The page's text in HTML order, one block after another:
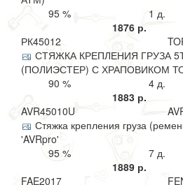
95 %
1 д.
1876 р.
РК45012
СТЯЖКА КРЕПЛЕНИЯ ГРУЗА
(ПОЛИЭСТЕР) С ХРАПОВИКОМ
90 %
4 д.
1883 р.
AVR45010U
Стяжка крепления груза
'AVRpro'
95 %
7 д.
1889 р.
FAE2017